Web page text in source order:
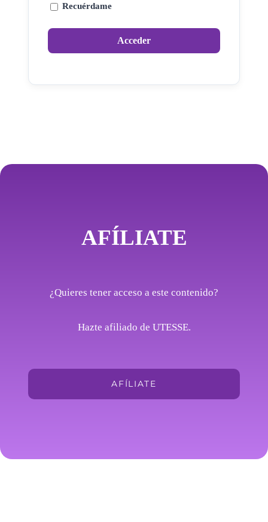
Recuérdame
AFÍLIATE
¿Quieres tener acceso a este contenido?
Hazte afiliado de UTESSE.
AFÍLIATE